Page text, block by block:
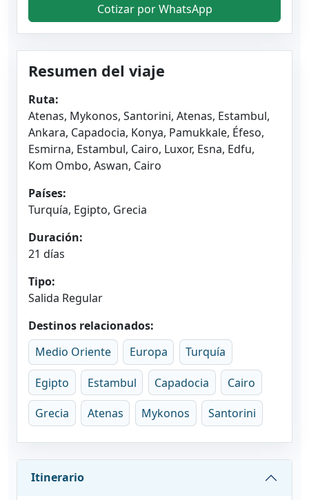
Resumen del viaje
Ruta:
Atenas, Mykonos, Santorini, Atenas, Estambul,
Ankara, Capadocia, Konya, Pamukkale, Éfeso,
Esmirna, Estambul, Cairo, Luxor, Esna, Edfu,
Kom Ombo, Aswan, Cairo
Países:
Turquía, Egipto, Grecia
Duración:
21 días
Tipo:
Salida Regular
Destinos relacionados:
Medio Oriente
Europa Turquía
Egipto Estambul Capadocia Cairo
Grecia Atenas Mykonos Santorini
Itinerario
Cotizar por WhatsApp